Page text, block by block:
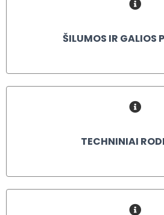
ŠILUMOS IR GALIOS
TECHNINIAI